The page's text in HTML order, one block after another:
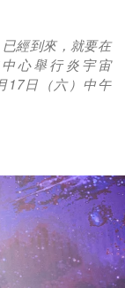
經到來，就要在
心舉行炎宇宙
17日（六）中午